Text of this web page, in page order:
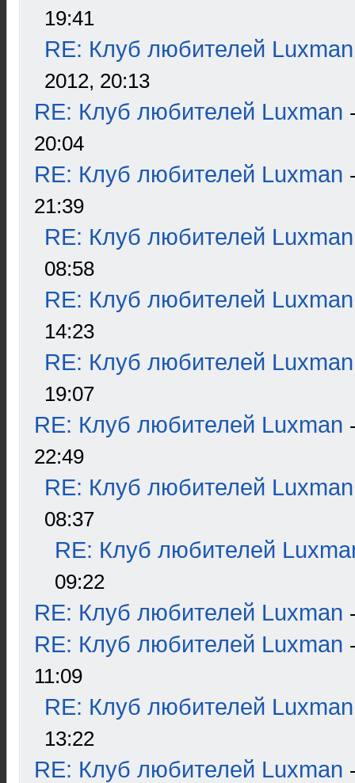
19:41
RE: Клуб любителей Luxman
2012, 20:13
RE: Клуб любителей Luxman
20:04
RE: Клуб любителей Luxman
21:39
RE: Клуб любителей Luxman
08:58
RE: Клуб любителей Luxman
14:23
RE: Клуб любителей Luxman
19:07
RE: Клуб любителей Luxman
22:49
RE: Клуб любителей Luxman
08:37
RE: Клуб любителей
09:22
RE: Клуб любителей Luxman
RE: Клуб любителей Luxman
11:09
RE: Клуб любителей Luxman
13:22
RE: Клуб любителей Luxman